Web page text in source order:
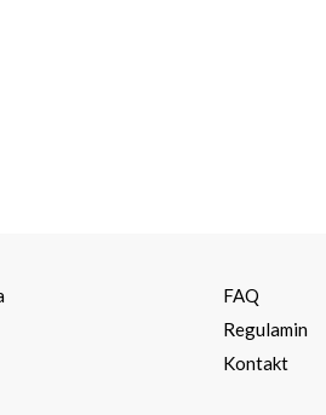
FAQ
Regulamin
Kontakt